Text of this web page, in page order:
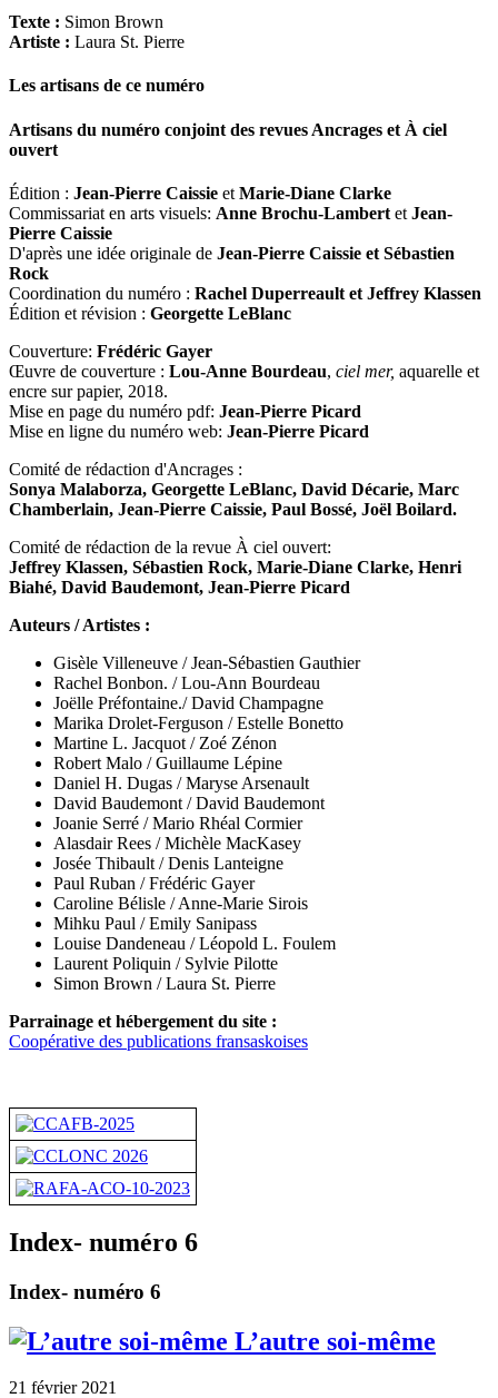
Texte : Simon Brown
Artiste : Laura St. Pierre
Les artisans de ce numéro
Artisans du numéro conjoint des revues Ancrages et À ciel
ouvert
Édition : Jean-Pierre Caissie et Marie-Diane Clarke
Commissariat en arts visuels: Anne Brochu-Lambert et Jean-
Pierre Caissie
D'après une idée originale de Jean-Pierre Caissie et Sébastien
Rock
Coordination du numéro : Rachel Duperreault et Jeffrey Klassen
Édition et révision : Georgette LeBlanc
Couverture: Frédéric Gayer
Œuvre de couverture : Lou-Anne Bourdeau, ciel mer, aquarelle et
encre sur papier, 2018.
Mise en page du numéro pdf: Jean-Pierre Picard
Mise en ligne du numéro web: Jean-Pierre Picard
Comité de rédaction d'Ancrages :
Sonya Malaborza, Georgette LeBlanc, David Décarie, Marc
Chamberlain, Jean-Pierre Caissie, Paul Bossé, Joël Boilard.
Comité de rédaction de la revue À ciel ouvert:
Jeffrey Klassen, Sébastien Rock, Marie-Diane Clarke, Henri
Biahé, David Baudemont, Jean-Pierre Picard
Auteurs / Artistes :
Gisèle Villeneuve / Jean-Sébastien Gauthier
Rachel Bonbon. / Lou-Ann Bourdeau
Joëlle Préfontaine./ David Champagne
Marika Drolet-Ferguson / Estelle Bonetto
Martine L. Jacquot / Zoé Zénon
Robert Malo / Guillaume Lépine
Daniel H. Dugas / Maryse Arsenault
David Baudemont / David Baudemont
Joanie Serré / Mario Rhéal Cormier
Alasdair Rees /Michèle MacKasey
Josée Thibault / Denis Lanteigne
Paul Ruban / Frédéric Gayer
Caroline Bélisle / Anne-Marie Sirois
Mihku Paul / Emily Sanipass
Louise Dandeneau /Léopold L. Foulem
Laurent Poliquin / Sylvie Pilotte
Simon Brown / Laura St. Pierre
Parrainage et hébergement du site :
Coopérative des publications fransaskoises
Index- numéro 6
Index- numéro 6
L’autre soi-même
21 février 2021